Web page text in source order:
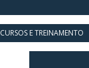
CURSOS E TREINAMENTO